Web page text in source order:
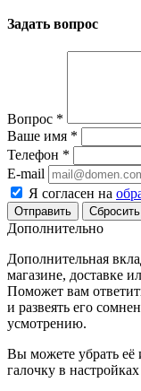
Задать вопрос
Вопрос *
Ваше имя *
Телефон *
E-mail
Я согласен на
Сбросить
Дополнительно
Дополнительная
магазине, доставке
Поможет вам
и развеять его
усмотрению.
Вы можете убрать её
галочку в